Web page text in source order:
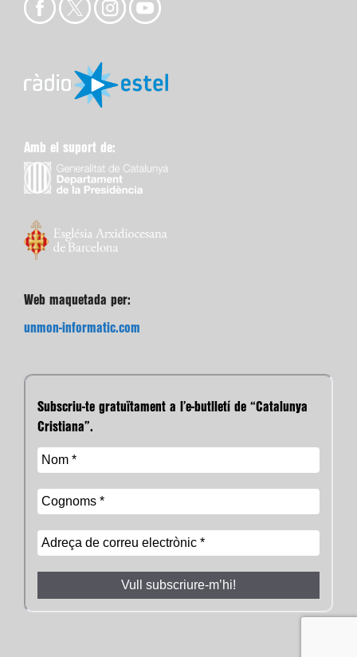
Amb el suport de:
Web maquetada per:
unmon-informatic.com
Subscriu-te gratuïtament a l’e-butlletí de “Catalunya
Cristiana”.